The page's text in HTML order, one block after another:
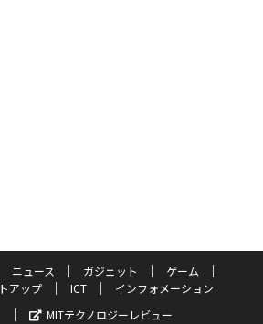
ニュース ガジェット
ゲーム
アップ ICT
インフォメーション
MITテクノロジーレビュー